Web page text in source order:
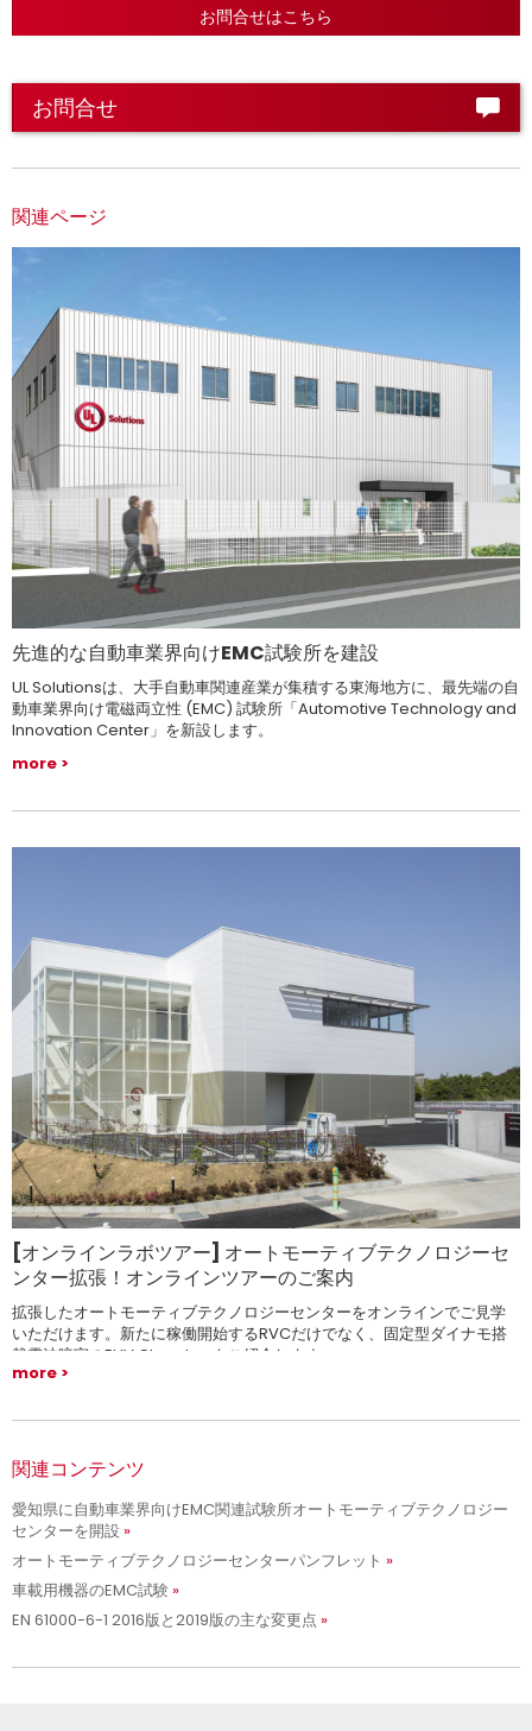
お問合せはこちら
お問合せ
関連ページ
先進的な自動車業界向けEMC試験所を建設
UL Solutionsは、大手自動車関連産業が集積する東海地方に、最先端の自
動車業界向け電磁両立性 (EMC) 試験所「Automotive Technology and
Innovation Center」を新設します。
more
[オンラインラボツアー] オートモーティブテクノロジーセ
ンター拡張！オンラインツアーのご案内
拡張したオートモーティブテクノロジーセンターをオンラインでご見学
いただけます。新たに稼働開始するRVCだけでなく、固定型ダイナモ搭
載電波暗室のEHV Chamberもご紹介します。
more
関連コンテンツ
愛知県に自動車業界向けEMC関連試験所オートモーティブテクノロジー
センターを開設
オートモーティブテクノロジーセンターパンフレット
車載用機器のEMC試験
EN 61000-6-1 2016版と2019版の主な変更点